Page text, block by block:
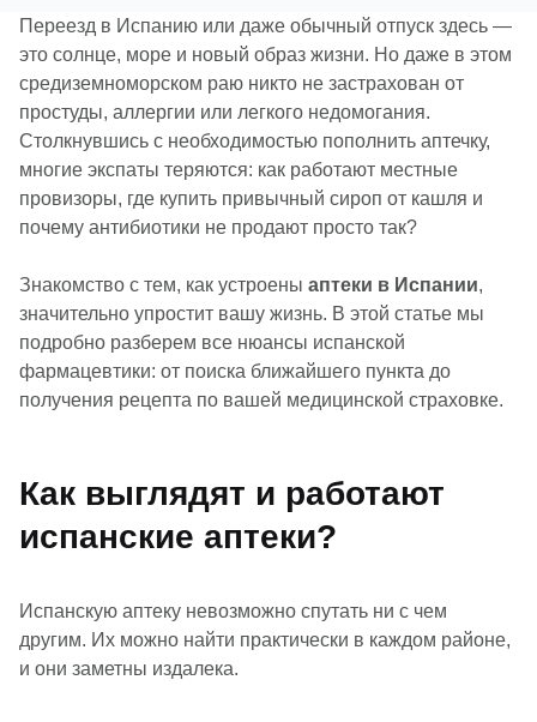
Переезд в Испанию или даже обычный отпуск здесь —
это солнце, море и новый образ жизни. Но даже в этом
средиземноморском раю никто не застрахован от
простуды, аллергии или легкого недомогания.
Столкнувшись с необходимостью пополнить аптечку,
многие экспаты теряются: как работают местные
провизоры, где купить привычный сироп от кашля и
почему антибиотики не продают просто так?
Знакомство с тем, как устроены аптеки в Испании,
значительно упростит вашу жизнь. В этой статье мы
подробно разберем все нюансы испанской
фармацевтики: от поиска ближайшего пункта до
получения рецепта по вашей медицинской страховке.
Как выглядят и работают
испанские аптеки?
Испанскую аптеку невозможно спутать ни с чем
другим. Их можно найти практически в каждом районе,
и они заметны издалека.